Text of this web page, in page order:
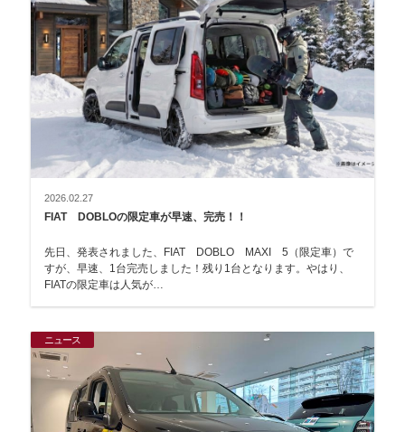
2026.02.27
FIAT DOBLOの限定車が早速、完売！！
先日、発表されました、FIAT DOBLO MAXI 5（限定車）で
すが、早速、1台完売しました！残り1台となります。やはり、
FIATの限定車は人気が…
ニュース